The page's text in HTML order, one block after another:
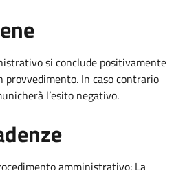
si conclude positivamente
provvedimento. In caso contrario
l’esito negativo.
amministrativo: La